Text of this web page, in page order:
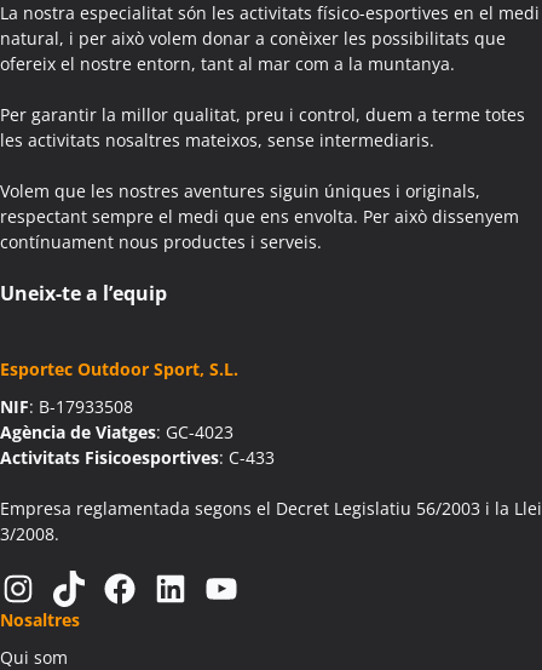
La nostra especialitat són les activitats físico-esportives en el medi
natural, i per això volem donar a conèixer les possibilitats que
ofereix el nostre entorn, tant al mar com a la muntanya.
Per garantir la millor qualitat, preu i control, duem a terme totes
les activitats nosaltres mateixos, sense intermediaris.
Volem que les nostres aventures siguin úniques i originals,
respectant sempre el medi que ens envolta. Per això dissenyem
contínuament nous productes i serveis.
Uneix-te a l’equip
Esportec Outdoor Sport, S.L.
NIF: B-17933508
Agència de Viatges: GC-4023
Activitats Fisicoesportives: C-433
Empresa reglamentada segons el Decret Legislatiu 56/2003 i la Llei
3/2008.
Instagram TikTok Facebook LinkedIn YouTube
Nosaltres
Qui som